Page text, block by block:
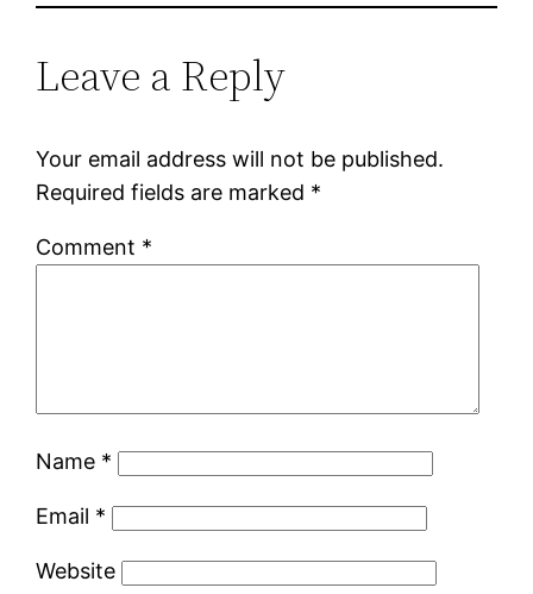
Leave a Reply
Your email address will not be published.
Required fields are marked *
Comment *
Name *
Email *
Website